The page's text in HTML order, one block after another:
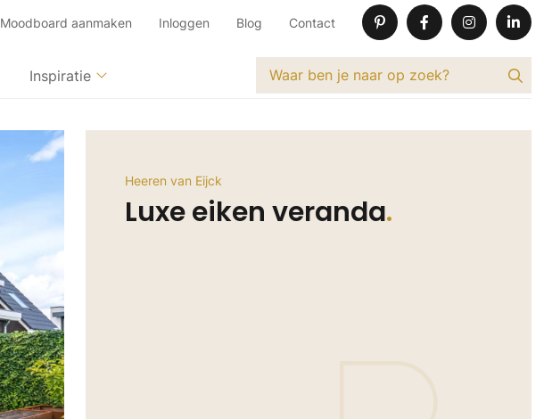
Moodboard aanmaken Inloggen Blog Contact
Inspiratie
Heeren van Eijck
Luxe eiken veranda